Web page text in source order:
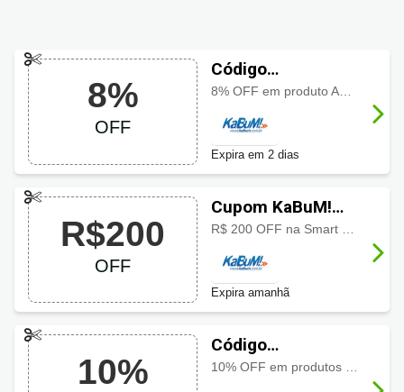
8%
OFF
Código
promocional
OFF
Expira em 2 dias
R$200
OFF
Cupom KaBuM!
com R$200 OFF
Expira amanhã
10%
Código
promocional
10% OFF em produtos de áudio selecionados usando o cupom, aproveite a oferta especial por tempo limitado